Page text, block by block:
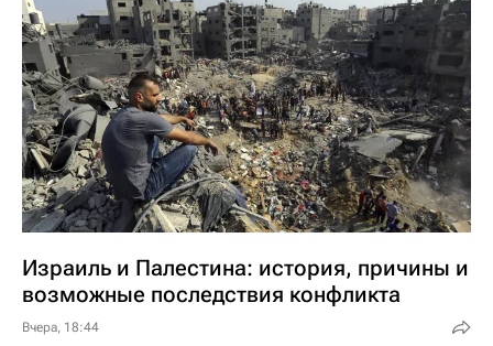
Израиль и Палестина: история, причины и
возможные последствия конфликта
Вчера, 18:44